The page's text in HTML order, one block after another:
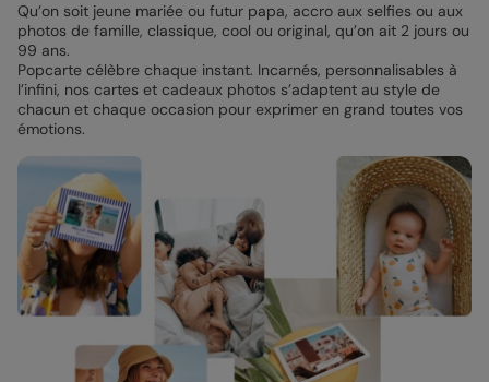
Qu’on soit jeune mariée ou futur papa, accro aux selfies ou aux
photos de famille, classique, cool ou original, qu’on ait 2 jours ou
99 ans.
Popcarte célèbre chaque instant. Incarnés, personnalisables à
l’infini, nos cartes et cadeaux photos s’adaptent au style de
chacun et chaque occasion pour exprimer en grand toutes vos
émotions.